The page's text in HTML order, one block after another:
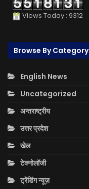
Views Today : 9312
Browse By Category
English News
Uncategorized
अन्तराष्ट्रीय
उत्तर प्रदेश
खेल
टेक्नोलॉजी
ट्रेंडिंग न्यूज़